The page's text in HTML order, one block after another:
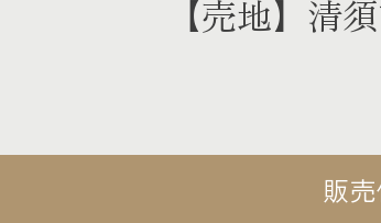
【売地】清
販